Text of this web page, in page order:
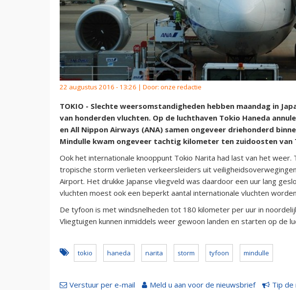
22 augustus 2016 - 13:26 | Door: onze redactie
TOKIO - Slechte weersomstandigheden hebben maandag in
van honderden vluchten. Op de luchthaven Tokio Haneda
en All Nippon Airways (ANA) samen ongeveer driehonderd
Mindulle kwam ongeveer tachtig kilometer ten zuidoosten van
Ook het internationale knooppunt Tokio Narita had last van het
tropische storm verlieten verkeersleiders uit
Airport. Het drukke Japanse vliegveld was daardoor een uur lang
vluchten moest ook een beperkt aantal internationale vluchten
De tyfoon is met windsnelheden tot 180 kilometer per uur in
Vliegtuigen kunnen inmiddels weer gewoon landen en starten op de
tokio haneda narita storm tyfoon mindulle
Verstuur per e-mail Meld u aan voor de nieuwsbrief Tip de